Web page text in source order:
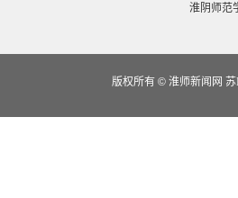
淮阴师范
版权所有 © 淮师新闻网 苏